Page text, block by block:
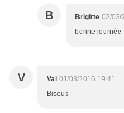
B Brigitte 02/03/
bonne journée
V Val 01/03/2016 19:41
Bisous